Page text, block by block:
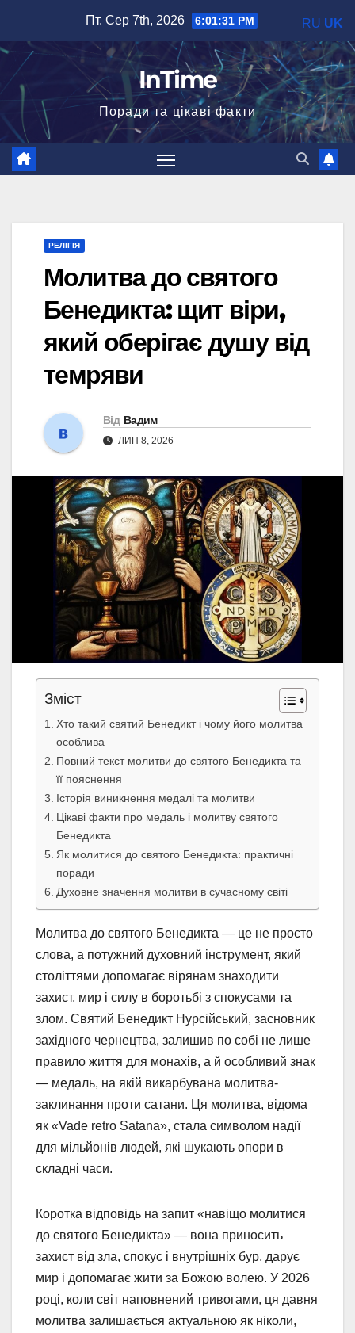
вмісту
Пт. Сер 7th, 2026 6:01:32 PM
InTime
Поради та цікаві факти
РЕЛІГІЯ
Молитва до святого
Бенедикта: щит віри,
який оберігає душу від
темряви
Від Вадим
ЛИП 8, 2026
Зміст
Хто такий святий Бенедикт і чому його молитва
особлива
Повний текст молитви до святого Бенедикта та
її пояснення
Історія виникнення медалі та молитви
Цікаві факти про медаль і молитву святого
Бенедикта
Як молитися до святого Бенедикта: практичні
поради
Духовне значення молитви в сучасному світі
Молитва до святого Бенедикта — це не просто
слова, а потужний духовний інструмент, який
століттями допомагає вірянам знаходити
захист, мир і силу в боротьбі з спокусами та
злом. Святий Бенедикт Нурсійський, засновник
західного чернецтва, залишив по собі не лише
правило життя для монахів, а й особливий знак
— медаль, на якій викарбувана молитва-
заклинання проти сатани. Ця молитва, відома
як «Vade retro Satana», стала символом надії
для мільйонів людей, які шукають опори в
складні часи.
Коротка відповідь на запит «навіщо молитися
до святого Бенедикта» — вона приносить
захист від зла, спокус і внутрішніх бур, дарує
мир і допомагає жити за Божою волею. У 2026
році, коли світ наповнений тривогами, ця давня
молитва залишається актуальною як ніколи,
RU UK